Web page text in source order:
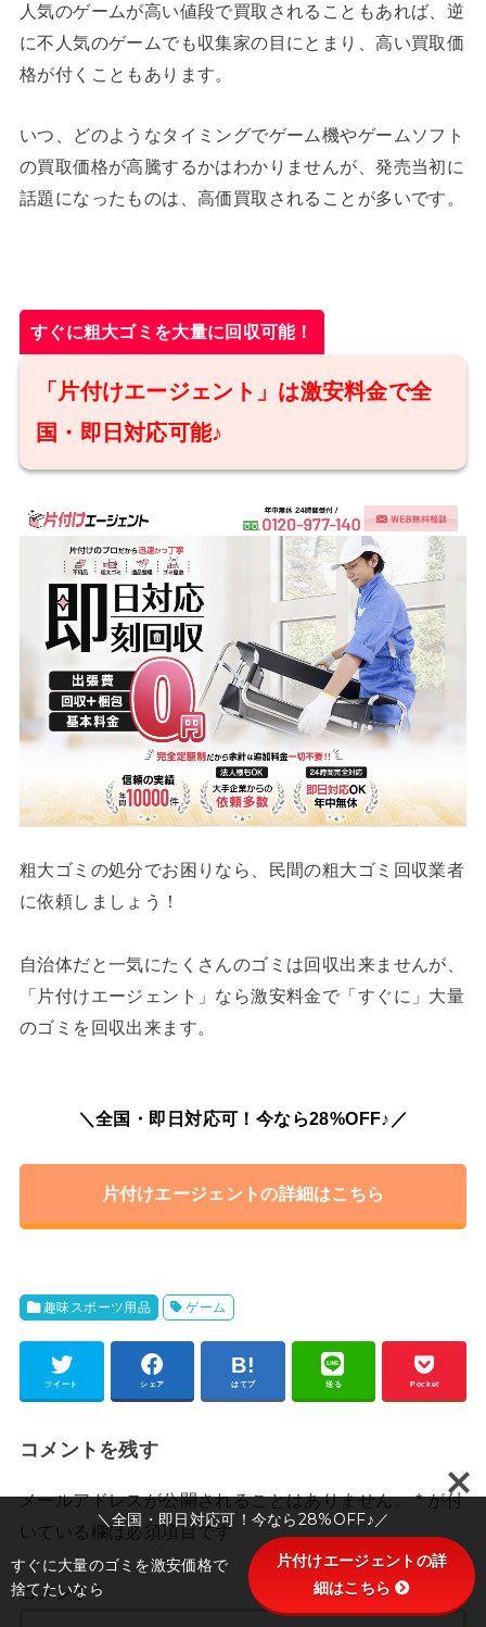
人気のゲームが高い値段で買取されることもあれば、逆
に不人気のゲームでも収集家の目にとまり、高い買取価
格が付くこともあります。
いつ、どのようなタイミングでゲーム機やゲームソフト
の買取価格が高騰するかはわかりませんが、発売当初に
話題になったものは、高価買取されることが多いです。
すぐに粗大ゴミを大量に回収可能！
「片付けエージェント」は激安料金で全
国・即日対応可能♪
粗大ゴミの処分でお困りなら、民間の粗大ゴミ回収業者
に依頼しましょう！
自治体だと一気にたくさんのゴミは回収出来ませんが、
「片付けエージェント」なら激安料金で「すぐに」大量
のゴミを回収出来ます。
＼全国・即日対応可！今なら28%OFF♪／
片付けエージェントの詳細はこちら
趣味スポーツ用品 ゲーム
ツイート シェア はてブ 送る Pocket
コメントを残す
メールアドレスが公開されることはありません。 *が付
いている欄は必須項目です
コメント*
＼全国・即日対応可！今なら28%OFF♪／
すぐに大量のゴミを激安価格で
捨てたいなら
片付けエージェントの詳
細はこちら